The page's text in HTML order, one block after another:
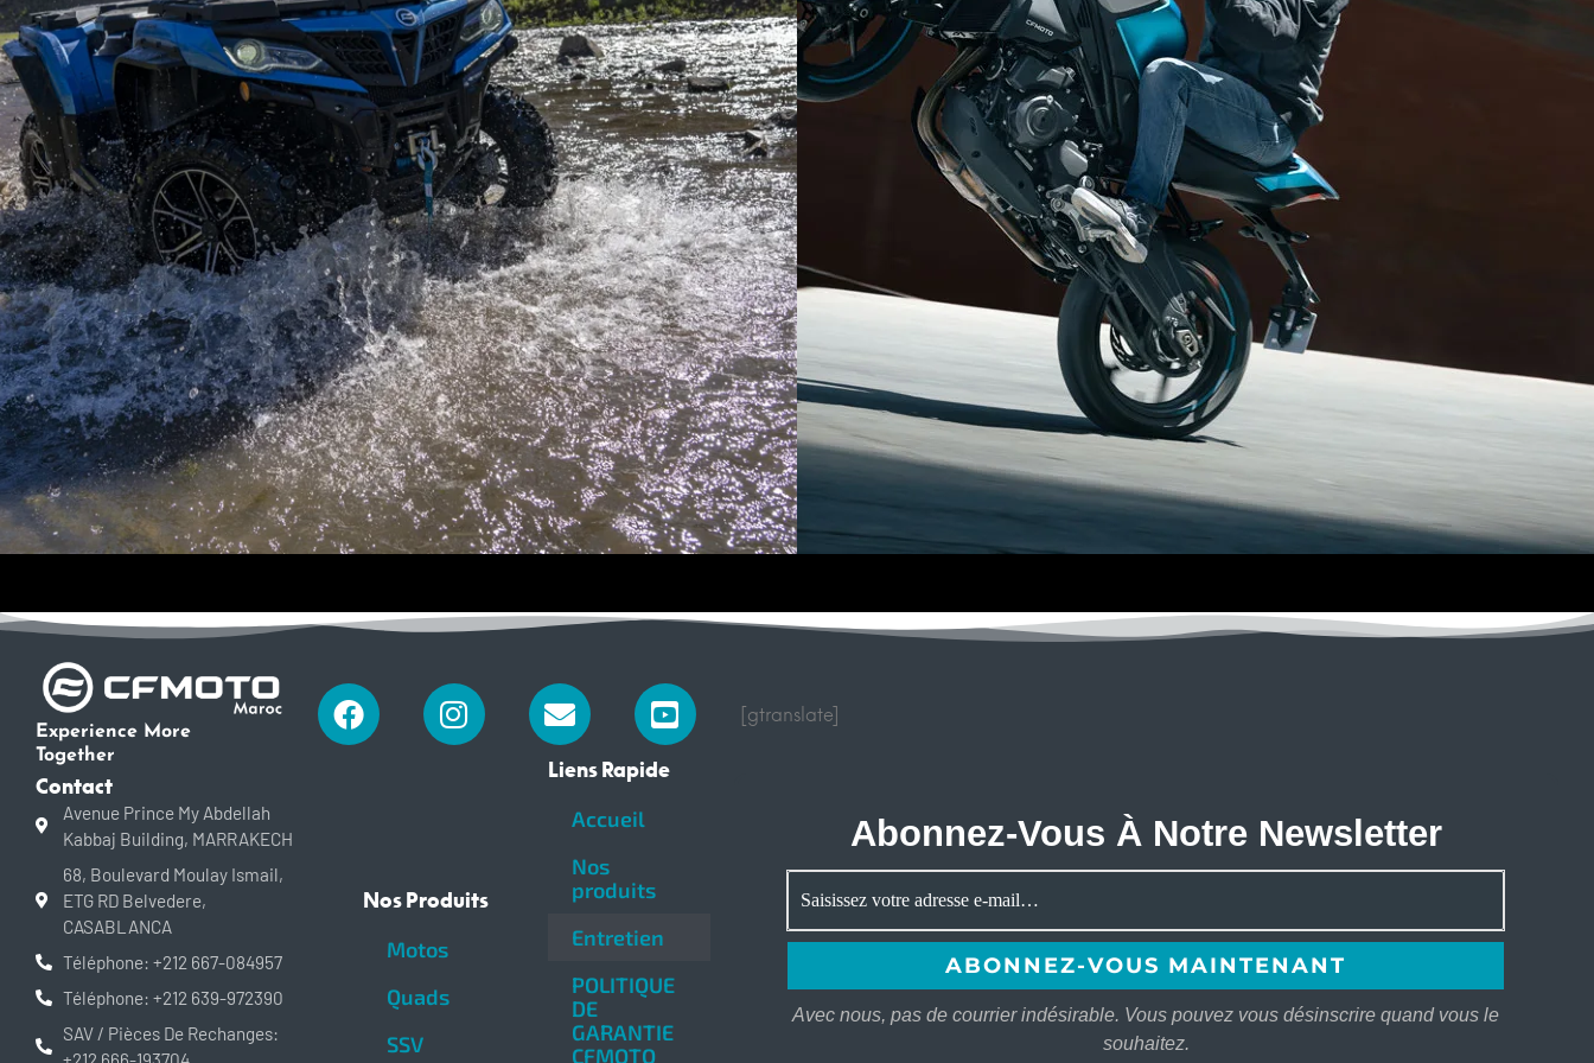
Experience More
Together
FacebookInstagramEnvelopeYoutube-
square[gtranslate]
Contact
Avenue Prince My Abdellah
Kabbaj Building, MARRAKECH
68, Boulevard Moulay Ismail,
ETG RD Belvedere,
CASABLANCA
Téléphone: +212 667-084957
Téléphone: +212 639-972390
SAV / Pièces De Rechanges:
Nos Produits
Motos
Quads
SSV
Liens Rapide
Accueil
Nos
produits
Entretien
POLITIQUE
DE
GARANTIE
CFMOTO
Abonnez-Vous À Notre Newsletter
Avec nous, pas de courrier indésirable. Vous pouvez vous désinscrire quand vous le
souhaitez.